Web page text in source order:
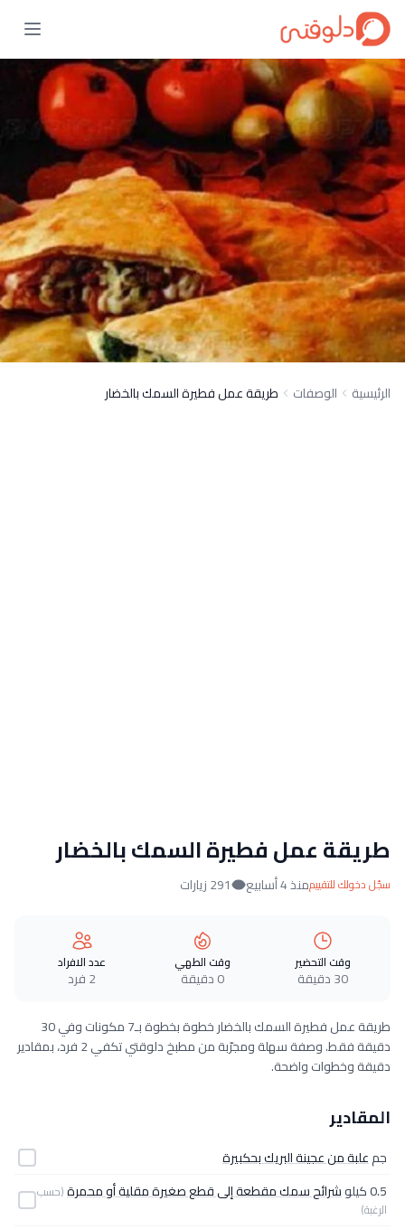
الرئيسية الوصفات طريقة عمل فطيرة السمك بالخضار
طريقة عمل فطيرة السمك بالخضار
سجّل دخولك للتقييممنذ 4 أسابيع 291 زيارات
وقت التحضير
30 دقيقة
وقت الطهي
0 دقيقة
عدد الافراد
2 فرد
طريقة عمل فطيرة السمك بالخضار خطوة بخطوة بـ7 مكونات وفي 30
دقيقة فقط. وصفة سهلة ومجرّبة من مطبخ دلوقتي تكفي 2 فرد، بمقادير
دقيقة وخطوات واضحة.
المقادير
جمعلبة من عجينة البريك بحكبيرة
0.5 كيلو
شرائح سمك مقطعة إلى قطع صغيرة مقلية أو محمرة(حسب
الرغبة)